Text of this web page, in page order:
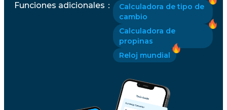
Funciones adicionales ：
Calculadora de tipo de
cambio
Calculadora de
propinas
Reloj mundial